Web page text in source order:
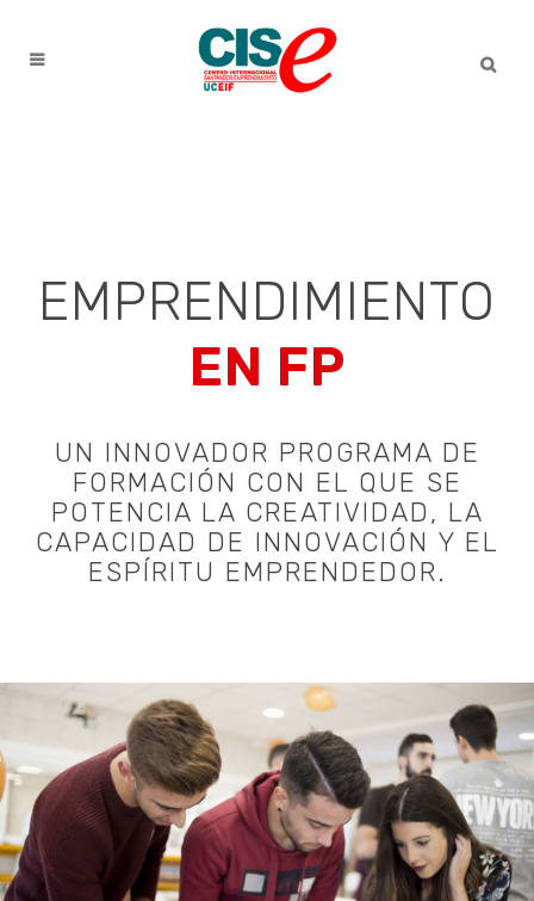
EMPRENDIMIENTO
EN FP
UN INNOVADOR PROGRAMA DE
FORMACIÓN CON EL QUE SE
POTENCIA LA CREATIVIDAD, LA
CAPACIDAD DE INNOVACIÓN Y EL
ESPÍRITU EMPRENDEDOR.